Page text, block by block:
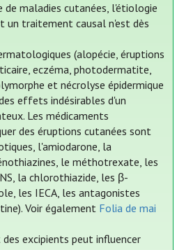
de maladies cutanées, l'étiologie
un traitement causal n'est dès
(alopécie, éruptions
eczéma, photodermatite,
et nécrolyse épidermique
effets indésirables d'un
Les médicaments
des éruptions cutanées sont
l'amiodarone, la
le méthotrexate, les
la chlorothiazide, les β-
les IECA, les antagonistes
Voir également Folia de mai
excipients peut influencer